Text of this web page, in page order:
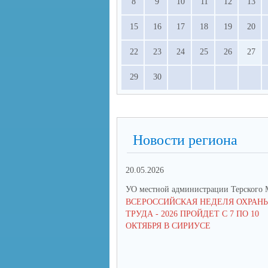
15 16 17 18 19 20
22 23 24 25 26 27
29 30
Новости региона
20.05.2026
УО местной администрации Терского
ВСЕРОССИЙСКАЯ НЕДЕЛЯ
ТРУДА - 2026 ПРОЙДЕТ С 7 ПО 10
ОКТЯБРЯ В СИРИУСЕ